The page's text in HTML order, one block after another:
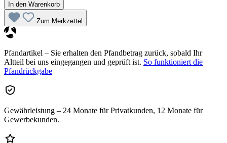
In den Warenkorb
Zum Merkzettel
Pfandartikel – Sie erhalten den Pfandbetrag zurück, sobald Ihr
Altteil bei uns eingegangen und geprüft ist. So funktioniert die
Pfandrückgabe
Gewährleistung – 24 Monate für Privatkunden, 12 Monate für
Gewerbekunden.